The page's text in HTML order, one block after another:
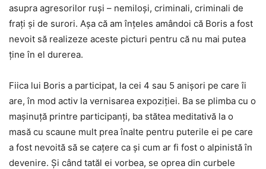
asupra agresorilor ruși – nemiloși, criminali, criminali de
frați și de surori. Așa că am înțeles amândoi că Boris a fost
nevoit să realizeze aceste picturi pentru că nu mai putea
ține în el durerea.
Fiica lui Boris a participat, la cei 4 sau 5 anișori pe care îi
are, în mod activ la vernisarea expoziției. Ba se plimba cu o
mașinuță printre participanți, ba stătea meditativă la o
masă cu scaune mult prea înalte pentru puterile ei pe care
a fost nevoită să se cațere ca și cum ar fi fost o alpinistă în
devenire. Și când tatăl ei vorbea, se oprea din curbele